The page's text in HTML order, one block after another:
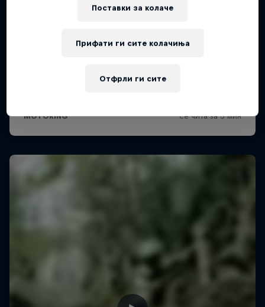
Поставки за колачe
Отфрли ги сите
Прифати ги сите колачиња